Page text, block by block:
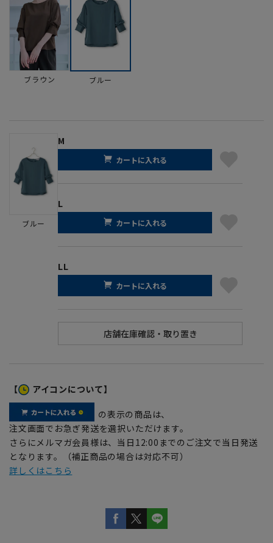
ブラウン ブルー
ブルー
M
カートに入れる
L
カートに入れる
LL
カートに入れる
【 アイコンについて】
の表示の商品は、
注文画面でお急ぎ発送を選択いただけます。
さらにメルマガ会員様は、当日12:00までのご注文で当日発送
となります。（補正商品の場合は対応不可）
詳しくはこちら